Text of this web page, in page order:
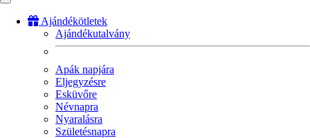
Ajándékötletek
Ajándékutalvány
Apák napjára
Eljegyzésre
Esküvőre
Névnapra
Nyaralásra
Születésnapra